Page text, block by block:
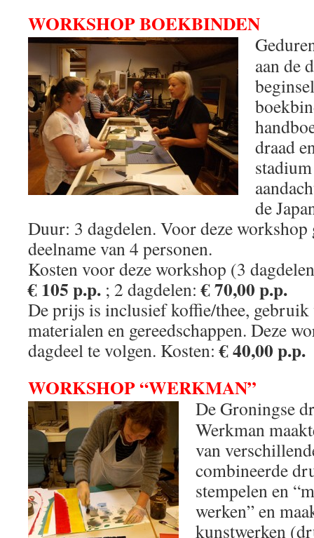
WORKSHOP BOEKBINDEN
aan de
draad
de
Duur: 3 dagdelen. Voor deze
deelname van 4 personen.
Kosten voor deze workshop (3
€ 105 p.p. ; 2 dagdelen:€ 70,00 p.p.
De prijs is inclusief koffie/thee, gebruik
materialen en gereedschappen. Deze
dagdeel te volgen. Kosten:€ 40,00 p.p.
WORKSHOP “WERKMAN”
De Groningse
Werkman
van
combineerde
stempelen en
werken” en
kunstwerken